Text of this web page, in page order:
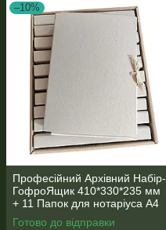
–10%
Професійний Архівний Набір-
ГофроЯщик 410*330*235 мм
+ 11 Папок для нотаріуса А4
з клапаном корінець 30 мм
Готово до відправки